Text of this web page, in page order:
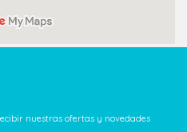
nuestras ofertas y novedades